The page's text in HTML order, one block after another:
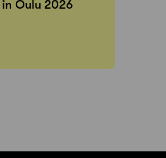
Oulu 2026